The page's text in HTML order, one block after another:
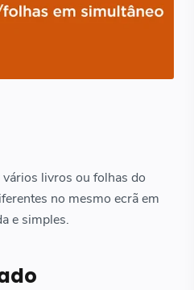
livros ou folhas do
no mesmo ecrã em
e simples.